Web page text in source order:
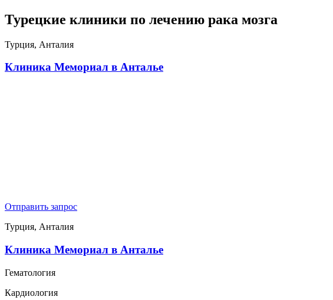
Турецкие клиники по лечению рака мозга
Турция, Анталия
Клиника Мемориал в Анталье
Отправить запрос
Турция, Анталия
Клиника Мемориал в Анталье
Гематология
Кардиология